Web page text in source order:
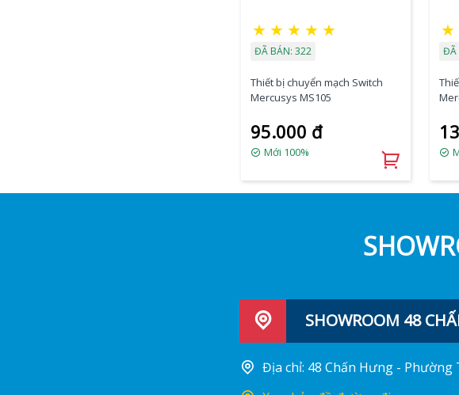
★ ★ ★ ★ ★
ĐÃ BÁN: 322
Thiết bị chuyển mạch Switch
Mercusys MS105
95.000 đ
Mới 100%
★
ĐÃ
SHOWROOM 48
Địa chỉ: 48 Chấn Hưng - Phường